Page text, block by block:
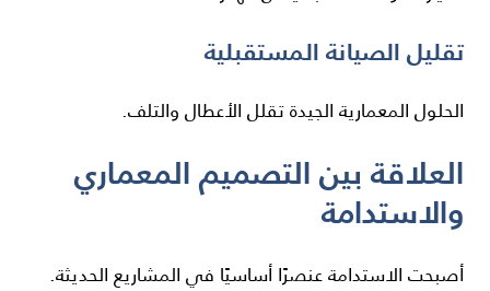
تقليل الصيانة المستقبلية
الحلول المعمارية الجيدة تقلل الأعطال والتلف.
العلاقة بين التصميم المعماري
والاستدامة
أصبحت الاستدامة عنصرًا أساسيًا في المشاريع الحديثة.